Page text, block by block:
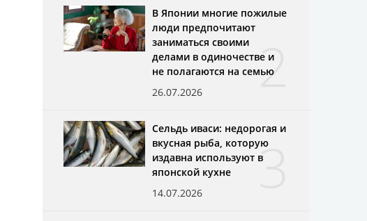
2
В Японии многие пожилые
люди предпочитают
заниматься своими
делами в одиночестве и
не полагаются на семью
26.07.2026
3
Сельдь иваси: недорогая и
вкусная рыба, которую
издавна используют в
японской кухне
14.07.2026